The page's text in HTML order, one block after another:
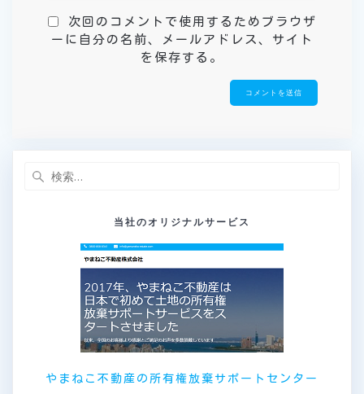
次回のコメントで使用するためブラウザ
ーに自分の名前、メールアドレス、サイト
を保存する。
当社のオリジナルサービス
やまねこ不動産の所有権放棄サポートセンター